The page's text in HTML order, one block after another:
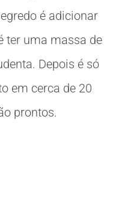
é adicionar
ter uma massa de
Depois é só
em cerca de 20
prontos.